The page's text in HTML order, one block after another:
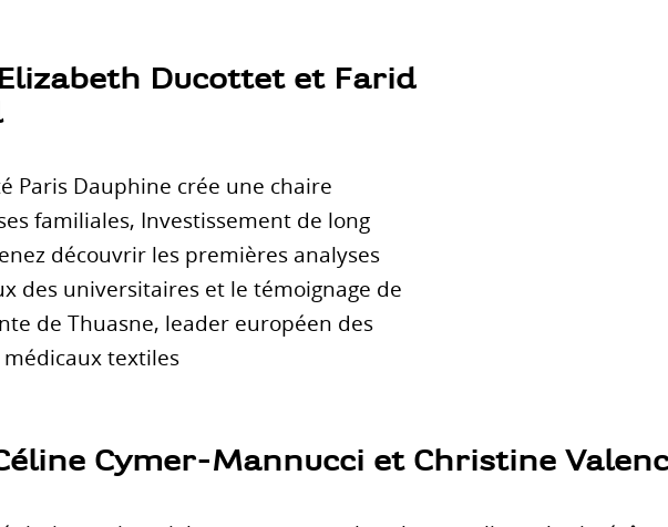
Ducottet et Farid
Paris Dauphine crée une chaire
familiales, Investissement de long
découvrir les premières analyses
des universitaires et le témoignage de
de Thuasne, leader européen des
textiles
Cymer-Mannucci et Christine